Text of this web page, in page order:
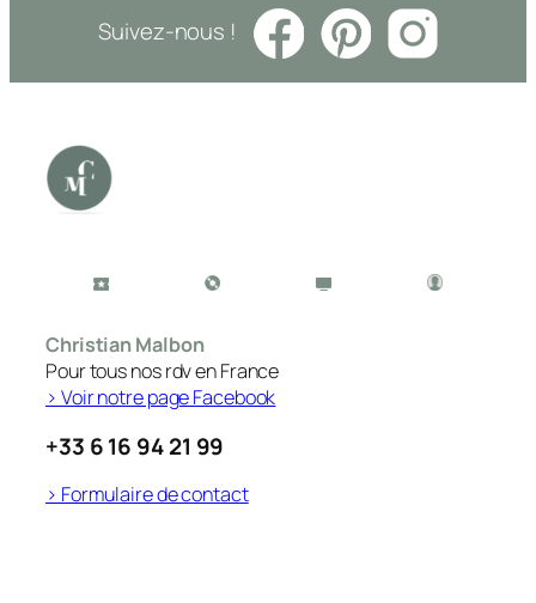
Suivez-nous !
Christian Malbon
Pour tous nos rdv en France
> Voir notre page Facebook
+33 6 16 94 21 99
> Formulaire de contact